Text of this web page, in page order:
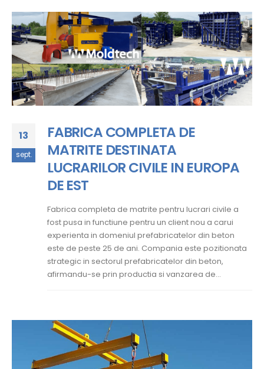
13
sept.
FABRICA COMPLETA DE
MATRITE DESTINATA
LUCRARILOR CIVILE IN EUROPA
DE EST
Fabrica completa de matrite pentru lucrari civile a
fost pusa in functiune pentru un client nou a carui
experienta in domeniul prefabricatelor din beton
este de peste 25 de ani. Compania este pozitionata
strategic in sectorul prefabricatelor din beton,
afirmandu-se prin productia si vanzarea de...